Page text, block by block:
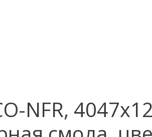
NFR,